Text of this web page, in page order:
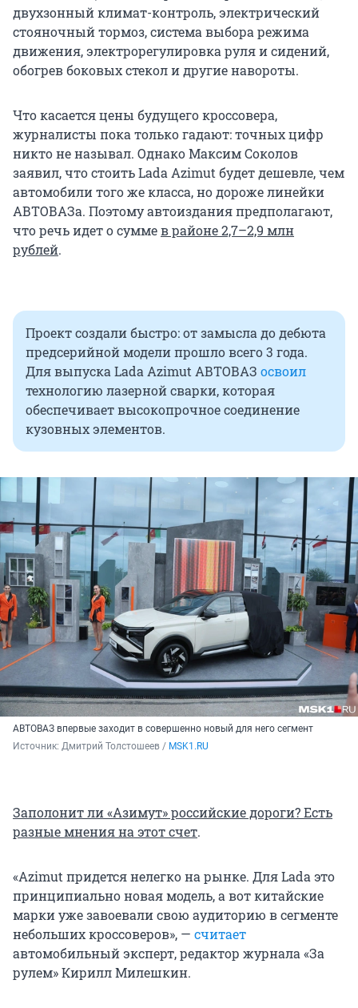
двухзонный климат-контроль, электрический
стояночный тормоз, система выбора режима
движения, электрорегулировка руля и сидений,
обогрев боковых стекол и другие навороты.
Что касается цены будущего кроссовера,
журналисты пока только гадают: точных цифр
никто не называл. Однако Максим Соколов
заявил, что стоить Lada Azimut будет дешевле, чем
автомобили того же класса, но дороже линейки
АВТОВАЗа. Поэтому автоиздания предполагают,
что речь идет о суммев районе 2,7–2,9 млн
рублей.
Проект создали быстро: от замысла до дебюта
предсерийной модели прошло всего 3 года.
Для выпуска Lada Azimut АВТОВАЗ освоил
технологию лазерной сварки, которая
обеспечивает высокопрочное соединение
кузовных элементов.
АВТОВАЗ впервые заходит в совершенно новый для него сегмент
Источник: Дмитрий Толстошеев / MSK1.RU
Заполонит ли «Азимут» российские дороги? Есть
разные мнения на этот счет.
​«Azimut придется нелегко на рынке. Для Lada это
принципиально новая модель, а вот китайские
марки уже завоевали свою аудиторию в сегменте
небольших кроссоверов», — считает
автомобильный эксперт, редактор журнала «За
рулем» Кирилл Милешкин.